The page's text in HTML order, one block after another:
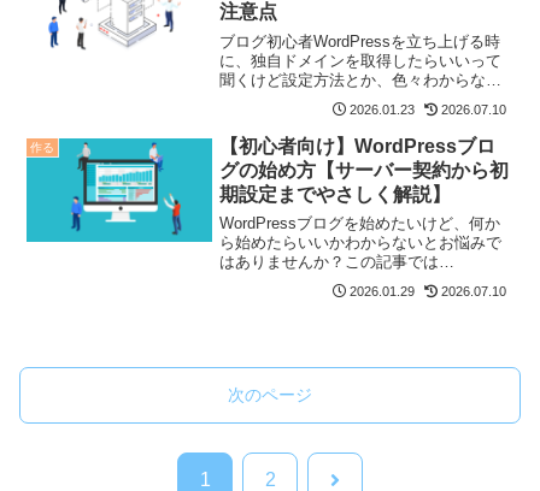
注意点
ブログ初心者WordPressを立ち上げる時
に、独自ドメインを取得したらいいって
聞くけど設定方法とか、色々わからない
ことが多い。インターネットで調べて
も、よくわからない。教えてほしいなあ
こんなお悩みにお答えします。 この記事
でわかること 独...
2026.01.23 2026.07.10
作る
【初心者向け】WordPressブロ
グの始め方【サーバー契約から初
期設定までやさしく解説】
WordPressブログを始めたいけど、何か
ら始めたらいいかわからないとお悩みで
はありませんか？この記事では
WordPressブログの作り方を懇切丁寧に
わかりやすく解説しています。はじめて
2026.01.29 2026.07.10
次のページ
1 2 次